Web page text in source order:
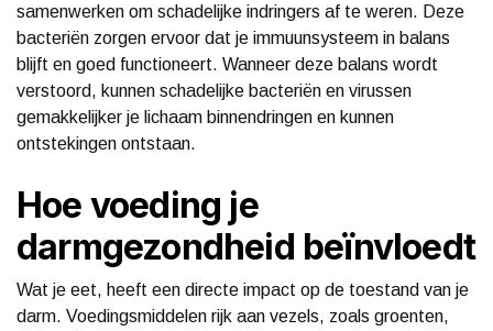
samenwerken om schadelijke indringers af te weren. Deze
bacteriën zorgen ervoor dat je immuunsysteem in balans
blijft en goed functioneert. Wanneer deze balans wordt
verstoord, kunnen schadelijke bacteriën en virussen
gemakkelijker je lichaam binnendringen en kunnen
ontstekingen ontstaan.
Hoe voeding je
darmgezondheid beïnvloedt
Wat je eet, heeft een directe impact op de toestand van je
darm. Voedingsmiddelen rijk aan vezels, zoals groenten,